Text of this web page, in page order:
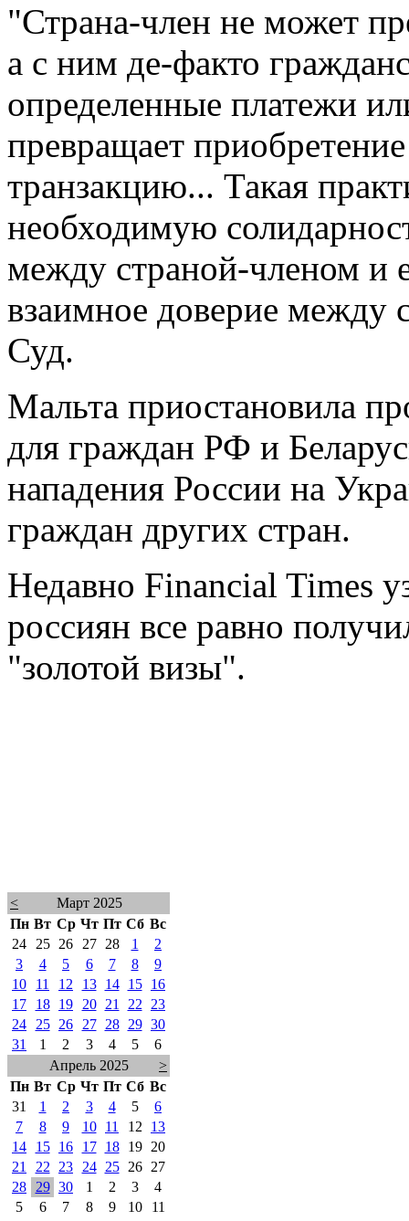
"Страна-член не может
а с ним де-факто
определенные платежи
превращает
транзакцию... Такая
необходимую
между страной-членом и
взаимное доверие между
Суд.
Мальта приостановила
для граждан РФ и
нападения России на
граждан других стран.
Недавно Financial Times
россиян все равно
"золотой визы".
<
Март 2025
Пн Вт Ср Чт Пт Сб Вс
24
25 26 27 28 1
2
3
4 5 6 7 8
9
10
11 12 13 14 15
16
17
18 19 20 21 22
23
24
25 26 27 28 29 30
31
1 2 3 4 5
6
Апрель 2025
>
Пн Вт Ср Чт Пт Сб Вс
31
1 2 3 4 5
6
7
8 9 10 11 12
13
14
15 16 17 18 19
20
21
22 23 24 25 26
27
28
29 30 1 2 3
4
5
6 7 8 9 10 11